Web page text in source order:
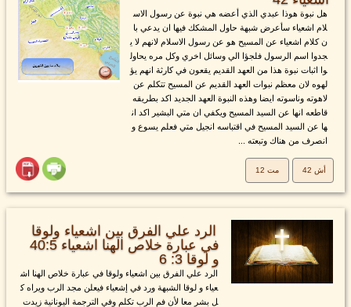
هل نبوة هوذا عبدي الذي أعضه هي نبوة عن رسول الاس
لام اشعياء سأعرض شبهة حاول المشكك فيها ان يدعي با
ن كلام اشعياء عن المسيح هو عن رسول الاسلام لانهم لا ي
جدوا اسم الرسول فلجؤا الي وسائل اخري وكل مره يحاول
وا اثبات نبوة هذا من العهد القديم يقعون في كارثة انهم يؤ
لهوه لان معظم نبوات العهد القديم عن المسيح تتكلم عن
لاهوته وناسوته ايضا وهذه النبوة العهد الجديد اكد بطريقه
قاطعه انها عن السيد المسيح ويكفي ان متي البشير اكد ان
ها عن السيد المسيح في اقتباسه انجيل متي فعلم يسوع و
انصرف من هناك وتبعته ...
أش 42 مت 12
الرد علي الفرق بين اشعياء ولوقا
في عبارة خلاص الهنا اشعياء 40:5
و لوقا 3: 6
الرد علي الفرق بين اشعياء ولوقا في عبارة خلاص الهنا اش
عياء و لوقا الشبهة ورد في إشعياء فيعلن مجد الرب ويراه ك
ل بشر معا لأن فم الرب تكلم وفي الترجمة اليونانية زيدت